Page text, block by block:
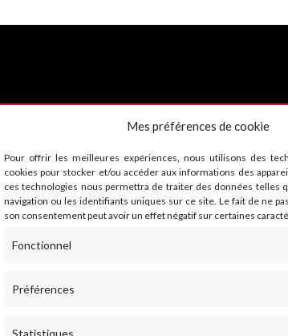
Mes préférences de cookie
Pour offrir les meilleures expériences, nous utilisons des
cookies pour stocker et/ou accéder aux informations des
ces technologies nous permettra de traiter des données telles
navigation ou les identifiants uniques sur ce site. Le fait de ne
son consentement peut avoir un effet négatif sur certaines
Fonctionnel
Préférences
Statistiques